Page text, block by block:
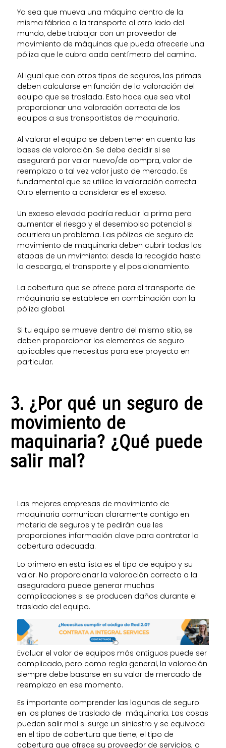
Ya sea que mueva una máquina dentro de la
misma fábrica o la transporte al otro lado del
mundo, debe trabajar con un proveedor de
movimiento de máquinas que pueda ofrecerle una
póliza que le cubra cada centímetro del camino.
Al igual que con otros tipos de seguros, las primas
deben calcularse en función de la valoración del
equipo que se traslada. Esto hace que sea vital
proporcionar una valoración correcta de los
equipos a sus transportistas de maquinaria.
Al valorar el equipo se deben tener en cuenta las
bases de valoración. Se debe decidir si se
asegurará por valor nuevo/de compra, valor de
reemplazo o tal vez valor justo de mercado. Es
fundamental que se utilice la valoración correcta.
Otro elemento a considerar es el exceso.
Un exceso elevado podría reducir la prima pero
aumentar el riesgo y el desembolso potencial si
ocurriera un problema. Las pólizas de seguro de
movimiento de maquinaria deben cubrir todas las
etapas de un mvimiento: desde la recogida hasta
la descarga, el transporte y el posicionamiento.
La cobertura que se ofrece para el transporte de
máquinaria se establece en combinación con la
póliza global.
Si tu equipo se mueve dentro del mismo sitio, se
deben proporcionar los elementos de seguro
aplicables que necesitas para ese proyecto en
particular.
3. ¿Por qué un seguro de
movimiento de
maquinaria? ¿Qué puede
salir mal?
Las mejores empresas de movimiento de
maquinaria comunican claramente contigo en
materia de seguros y te pedirán que les
proporciones información clave para contratar la
cobertura adecuada.
Lo primero en esta lista es el tipo de equipo y su
valor. No proporcionar la valoración correcta a la
aseguradora puede generar muchas
complicaciones si se producen daños durante el
traslado del equipo.
Evaluar el valor de equipos más antiguos puede ser
complicado, pero como regla general, la valoración
siempre debe basarse en su valor de mercado de
reemplazo en ese momento.
Es importante comprender las lagunas de seguro
en los planes de traslado de máquinaria. Las cosas
pueden salir mal si surge un siniestro y se equivoca
en el tipo de cobertura que tiene; el tipo de
cobertura que ofrece su proveedor de servicios; o